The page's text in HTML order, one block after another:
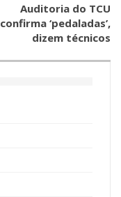
Auditoria do TCU
confirma ‘pedaladas’,
dizem técnicos